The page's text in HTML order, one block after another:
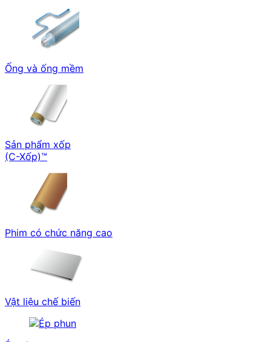
Ống và ống mềm
Sản phẩm xốp
(C-Xốp)™
Phim có chức năng cao
Vật liệu chế biến